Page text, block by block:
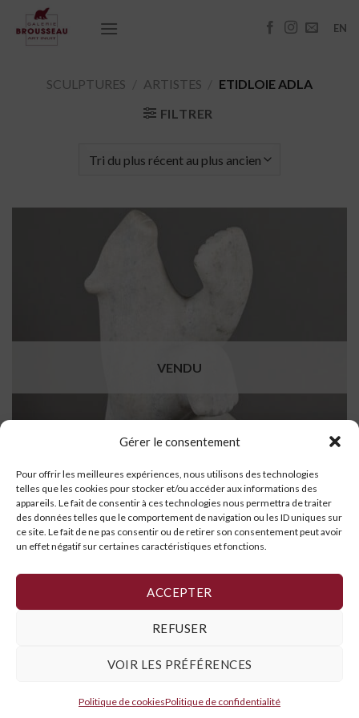
Gérer le consentement
Pour offrir les meilleures expériences, nous utilisons des technologies
telles que les cookies pour stocker et/ou accéder aux informations des
appareils. Le fait de consentir à ces technologies nous permettra de traiter
des données telles que le comportement de navigation ou les ID uniques sur
ce site. Le fait de ne pas consentir ou de retirer son consentement peut avoir
un effet négatif sur certaines caractéristiques et fonctions.
ACCEPTER
REFUSER
VOIR LES PRÉFÉRENCES
Politique de cookiesPolitique de confidentialité
Passer
contenu
EN
SCULPTURES ARTISTES
ETIDLOIE ADLA
FILTRER
VENDU
LIRE LA SUITE
Politique de cookies,Déclaration de confidentialité
Copyright 2026 ©Galerie Art Inuit Brousseau